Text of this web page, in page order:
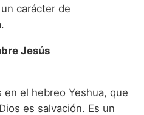
carácter de
Jesús
el hebreo Yeshua, que
es salvación. Es un